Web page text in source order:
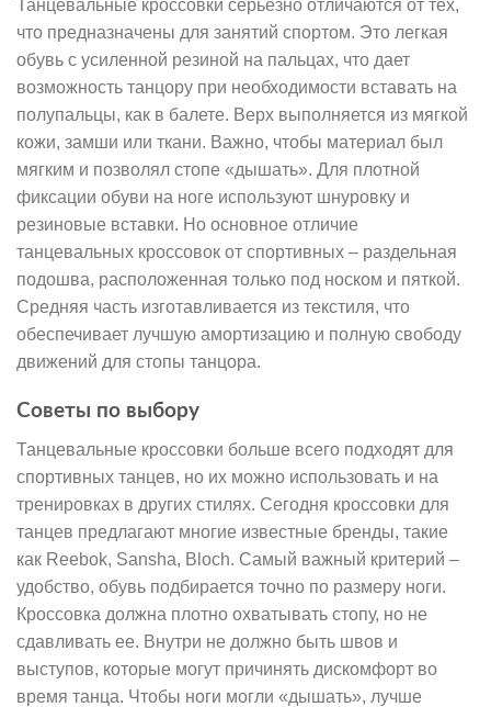
Танцевальные кроссовки серьезно отличаются от тех,
что предназначены для занятий спортом. Это легкая
обувь с усиленной резиной на пальцах, что дает
возможность танцору при необходимости вставать на
полупальцы, как в балете. Верх выполняется из мягкой
кожи, замши или ткани. Важно, чтобы материал был
мягким и позволял стопе «дышать». Для плотной
фиксации обуви на ноге используют шнуровку и
резиновые вставки. Но основное отличие
танцевальных кроссовок от спортивных – раздельная
подошва, расположенная только под носком и пяткой.
Средняя часть изготавливается из текстиля, что
обеспечивает лучшую амортизацию и полную свободу
движений для стопы танцора.
Советы по выбору
Танцевальные кроссовки больше всего подходят для
спортивных танцев, но их можно использовать и на
тренировках в других стилях. Сегодня кроссовки для
танцев предлагают многие известные бренды, такие
как Reebok, Sansha, Bloch. Самый важный критерий –
удобство, обувь подбирается точно по размеру ноги.
Кроссовка должна плотно охватывать стопу, но не
сдавливать ее. Внутри не должно быть швов и
выступов, которые могут причинять дискомфорт во
время танца. Чтобы ноги могли «дышать», лучше